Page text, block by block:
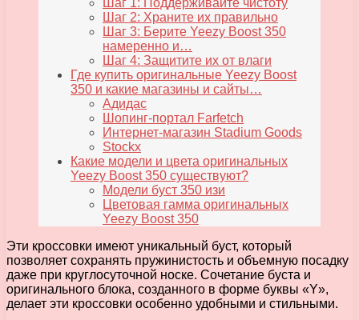
Шаг 1: Поддерживайте чистоту
Шаг 2: Храните их правильно
Шаг 3: Берите Yeezy Boost 350
намеренно и…
Шаг 4: Защитите их от влаги
Где купить оригинальные Yeezy Boost
350 и какие магазины и сайты…
Адидас
Шопинг-портал Farfetch
Интернет-магазин Stadium Goods
Stockx
Какие модели и цвета оригинальных
Yeezy Boost 350 существуют?
Модели буст 350 изи
Цветовая гамма оригинальных
Yeezy Boost 350
Эти кроссовки имеют уникальный буст, который
позволяет сохранять пружинистость и объемную посадку
даже при круглосуточной носке. Сочетание буста и
оригинального блока, созданного в форме буквы «Y»,
делает эти кроссовки особенно удобными и стильными.